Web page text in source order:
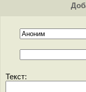
Текст: